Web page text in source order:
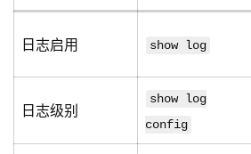
日志启用 show log
日志级别
show log
config